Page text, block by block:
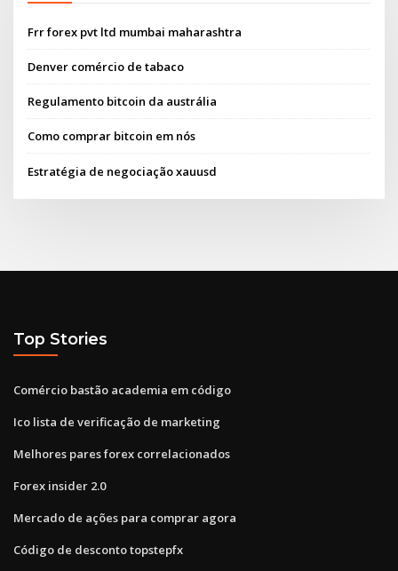
Frr forex pvt ltd mumbai maharashtra
Denver comércio de tabaco
Regulamento bitcoin da austrália
Como comprar bitcoin em nós
Estratégia de negociação xauusd
Top Stories
Comércio bastão academia em código
Ico lista de verificação de marketing
Melhores pares forex correlacionados
Forex insider 2.0
Mercado de ações para comprar agora
Código de desconto topstepfx